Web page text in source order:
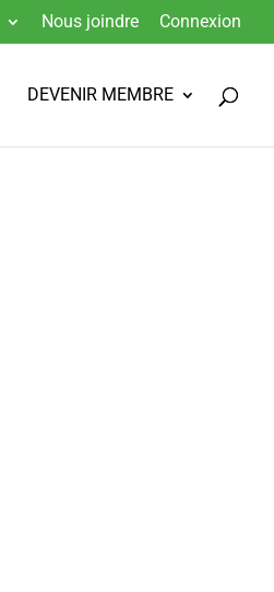
Nous joindre Connexion
DEVENIR MEMBRE